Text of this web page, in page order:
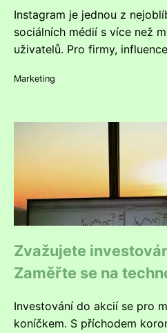
Instagram je jednou z
sociálních médií s více než
uživatelů. Pro firmy,
Marketing
Zvažujete
Zaměřte se na
Investování do akcií se pro
koníčkem. S příchodem